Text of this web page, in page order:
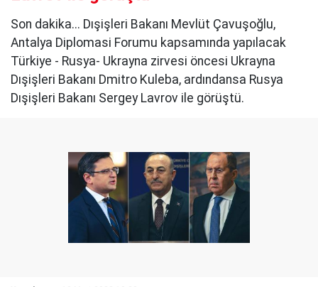
Son dakika... Dışişleri Bakanı Mevlüt Çavuşoğlu,
Antalya Diplomasi Forumu kapsamında yapılacak
Türkiye - Rusya- Ukrayna zirvesi öncesi Ukrayna
Dışişleri Bakanı Dmitro Kuleba, ardındansa Rusya
Dışişleri Bakanı Sergey Lavrov ile görüştü.